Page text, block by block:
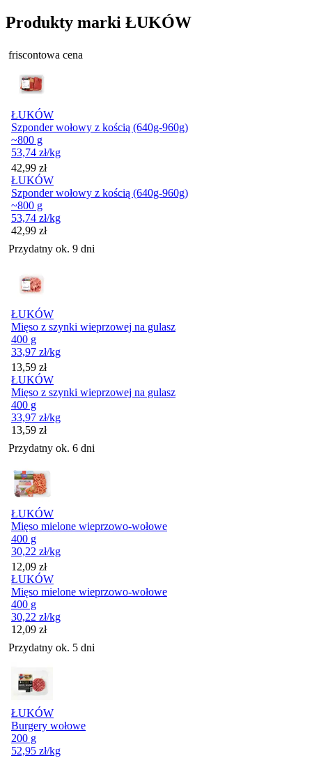
Produkty marki ŁUKÓW
friscontowa cena
ŁUKÓW
Szponder wołowy z kością (640g-960g)
~800 g
53,74 zł/kg
Cena
42,99 zł
ŁUKÓW
Szponder wołowy z kością (640g-960g)
~800 g
53,74 zł/kg
Cena
42,99 zł
Przydatny ok. 9 dni
ŁUKÓW
Mięso z szynki wieprzowej na gulasz
400 g
33,97 zł/kg
Cena
13,59 zł
ŁUKÓW
Mięso z szynki wieprzowej na gulasz
400 g
33,97 zł/kg
Cena
13,59 zł
Przydatny ok. 6 dni
ŁUKÓW
Mięso mielone wieprzowo-wołowe
400 g
30,22 zł/kg
Cena
12,09 zł
ŁUKÓW
Mięso mielone wieprzowo-wołowe
400 g
30,22 zł/kg
Cena
12,09 zł
Przydatny ok. 5 dni
ŁUKÓW
Burgery wołowe
200 g
52,95 zł/kg